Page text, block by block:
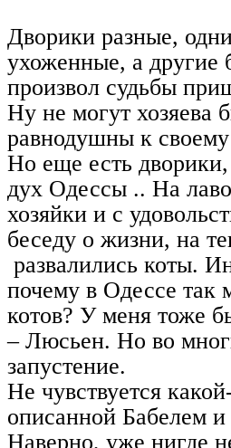
Дворики разные,
ухоженные, а другие
произвол судьбы
Ну не могут хозяева
равнодушны к
Но еще есть дворики,
дух Одессы .. На
хозяйки и с
беседу о жизни, на
развалились коты.
почему в Одессе так
котов? У меня тоже
– Люсьен. Но во
запустение.
Не чувствуется
описанной Бабелем
Наверно, уже нигде